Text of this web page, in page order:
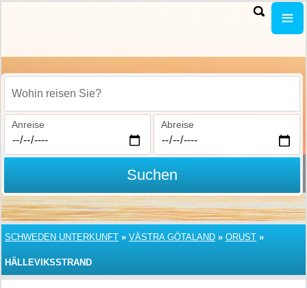
Wohin reisen Sie?
Anreise Abreise
Suchen
SCHWEDEN UNTERKUNFT » VÄSTRA GÖTALAND » ORUST »
HÄLLEVIKSSTRAND